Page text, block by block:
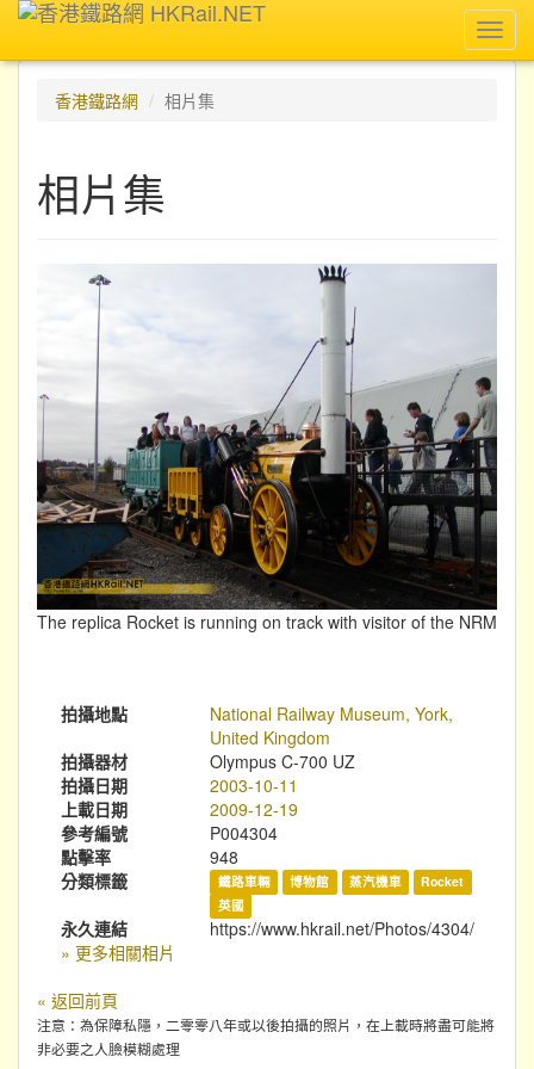
香港鐵路網
相片集
相片集
The replica Rocket is running on track with visitor of the NRM
拍攝地點
National Railway Museum, York,
United Kingdom
拍攝器材
Olympus C-700 UZ
拍攝日期
2003-10-11
上載日期
2009-12-19
參考編號
P004304
點擊率
948
分類標籤
鐵路車輛 博物館 蒸汽機車
Rocket
英國
永久連結
https://www.hkrail.net/Photos/4304/
» 更多相關相片
« 返回前頁
注意：為保障私隱，二零零八年或以後拍攝的照片，在上載時將盡可能將
非必要之人臉模糊處理